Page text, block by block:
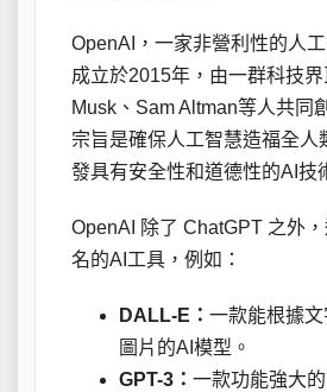
OpenAI，一家非營利性的人
成立於2015年，由一群科技
Musk、Sam Altman等人共同
宗旨是確保人工智慧造福全人
發具有安全性和道德性的AI技
OpenAI 除了 ChatGPT 之外
名的AI工具，例如：
DALL-E： 一款能根據
圖片的AI模型。
GPT-3： 一款功能強大